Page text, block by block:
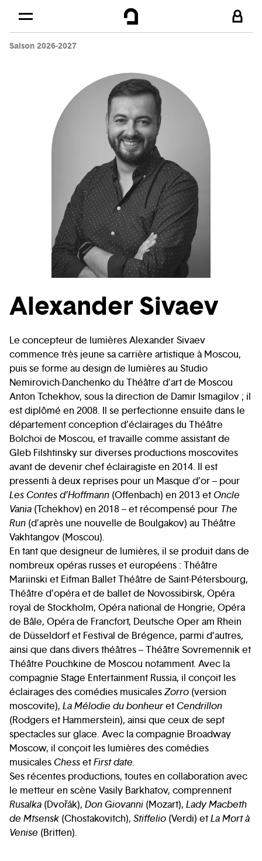
Skip to
Saison 2026-2027
Alexander Sivaev
Le concepteur de lumières Alexander Sivaev
commence très jeune sa carrière artistique à Moscou,
puis se forme au design de lumières au Studio
Nemirovich-Danchenko du Théâtre d’art de Moscou
Anton Tchekhov, sous la direction de Damir Ismagilov ; il
est diplômé en 2008. Il se perfectionne ensuite dans le
département conception d’éclairages du Théâtre
Bolchoï de Moscou, et travaille comme assistant de
Gleb Filshtinsky sur diverses productions moscovites
avant de devenir chef éclairagiste en 2014. Il est
pressenti à deux reprises pour un Masque d’or – pour
Les Contes d’Hoffmann (Offenbach) en 2013 etOncle
Vania (Tchekhov) en 2018 – et récompensé pour The
Run (d’après une nouvelle de Boulgakov) au Théâtre
Vakhtangov (Moscou).
En tant que designeur de lumières, il se produit dans de
nombreux opéras russes et européens : Théâtre
Mariinski et Eifman Ballet Théâtre de Saint-Pétersbourg,
Théâtre d’opéra et de ballet de Novossibirsk, Opéra
royal de Stockholm, Opéra national de Hongrie, Opéra
de Bâle, Opéra de Francfort, Deutsche Oper am Rhein
de Düsseldorf et Festival de Brégence, parmi d’autres,
ainsi que dans divers théâtres – Théâtre Sovremennik et
Théâtre Pouchkine de Moscou notamment. Avec la
compagnie Stage Entertainment Russia, il conçoit les
éclairages des comédies musicalesZorro (version
moscovite), La Mélodie du bonheuretCendrillon
(Rodgers et Hammerstein), ainsi que ceux de sept
spectacles sur glace. Avec la compagnie Broadway
Moscow, il conçoit les lumières des comédies
musicalesChessetFirst date.
Ses récentes productions, toutes en collaboration avec
le metteur en scène Vasily Barkhatov, comprennent
Rusalka (Dvořák), Don Giovanni (Mozart), Lady Macbeth
de Mtsensk (Chostakovitch), Stiffelio (Verdi) etLa Mort à
Venise (Britten).